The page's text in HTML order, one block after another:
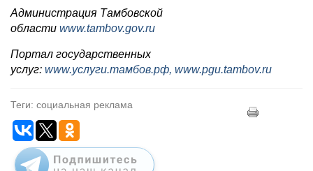
Администрация Тамбовской
области www.tambov.gov.ru
Портал государственных
услуг: www.услуги.тамбов.рф, www.pgu.tambov.ru
Теги: социальная реклама